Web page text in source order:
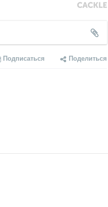
Подписаться Поделиться